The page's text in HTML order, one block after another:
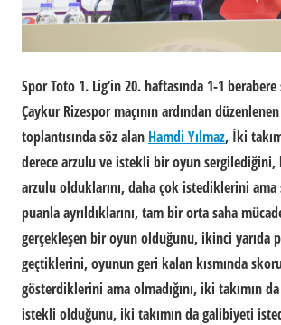
Spor Toto 1. Lig’in 20. haftasında 1-1
Çaykur Rizespor maçının ardından
toplantısında söz alan Hamdi Yılmaz, İki
derece arzulu ve istekli bir oyun
arzulu olduklarını, daha çok istediklerini ama
puanla ayrıldıklarını, tam bir orta saha
gerçekleşen bir oyun olduğunu, ikinci yarıda
geçtiklerini, oyunun geri kalan kısmında
gösterdiklerini ama olmadığını, iki takımın
istekli olduğunu, iki takımın da galibiyeti